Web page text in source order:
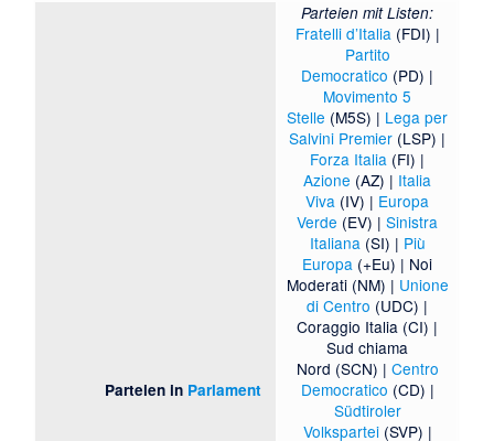
Parteien in Parlament
Parteien mit Listen:
Fratelli d’Italia (FDI) |
Partito
Democratico (PD) |
Movimento 5
Stelle (M5S) | Lega per
Salvini Premier (LSP) |
Forza Italia (FI) |
Azione (AZ) | Italia
Viva (IV) | Europa
Verde (EV) |Sinistra
Italiana (SI) | Più
Europa (+Eu) | Noi
Moderati(NM) | Unione
di Centro (UDC) |
Coraggio Italia (CI) |
Sud chiama
Nord (SCN) | Centro
Democratico (CD) |
Südtiroler
Volkspartei(SVP) |